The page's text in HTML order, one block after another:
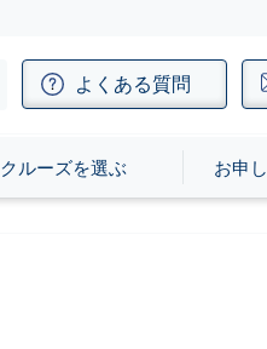
よくある質問
クルーズを選ぶ お申